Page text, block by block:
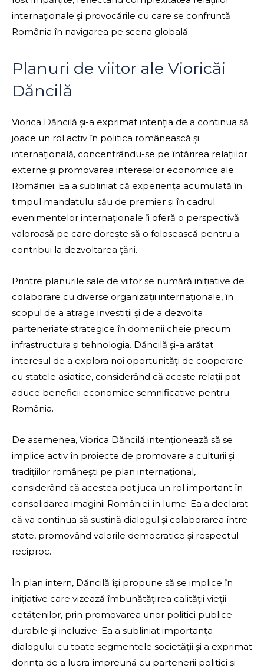
internaționale și provocările cu care se confruntă
România în navigarea pe scena globală.
Planuri de viitor ale Vioricăi
Dăncilă
Viorica Dăncilă și-a exprimat intenția de a continua să
joace un rol activ în politica românească și
internațională, concentrându-se pe întărirea relațiilor
externe și promovarea intereselor economice ale
României. Ea a subliniat că experiența acumulată în
timpul mandatului său de premier și în cadrul
evenimentelor internaționale îi oferă o perspectivă
valoroasă pe care dorește să o folosească pentru a
contribui la dezvoltarea țării.
Printre planurile sale de viitor se numără inițiative de
colaborare cu diverse organizații internaționale, în
scopul de a atrage investiții și de a dezvolta
parteneriate strategice în domenii cheie precum
infrastructura și tehnologia. Dăncilă și-a arătat
interesul de a explora noi oportunități de cooperare
cu statele asiatice, considerând că aceste relații pot
aduce beneficii economice semnificative pentru
România.
De asemenea, Viorica Dăncilă intenționează să se
implice activ în proiecte de promovare a culturii și
tradițiilor românești pe plan internațional,
considerând că acestea pot juca un rol important în
consolidarea imaginii României în lume. Ea a declarat
că va continua să susțină dialogul și colaborarea între
state, promovând valorile democratice și respectul
reciproc.
În plan intern, Dăncilă își propune să se implice în
inițiative care vizează îmbunătățirea calității vieții
cetățenilor, prin promovarea unor politici publice
durabile și incluzive. Ea a subliniat importanța
dialogului cu toate segmentele societății și a exprimat
dorința de a lucra împreună cu partenerii politici și